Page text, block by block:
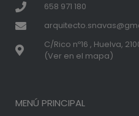
658 971 180
C/Rico nº16 , Huelva,
(Ver en el mapa)
MENÚ PRINCIPAL